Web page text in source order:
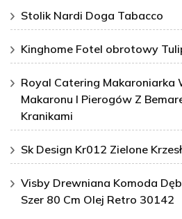
Stolik Nardi Doga Tabacco
Kinghome Fotel obrotowy
Royal Catering Makaroniarka
Makaronu I Pierogów Z
Kranikami
Sk Design Kr012 Zielone
Visby Drewniana Komoda
Szer 80 Cm Olej Retro 30142